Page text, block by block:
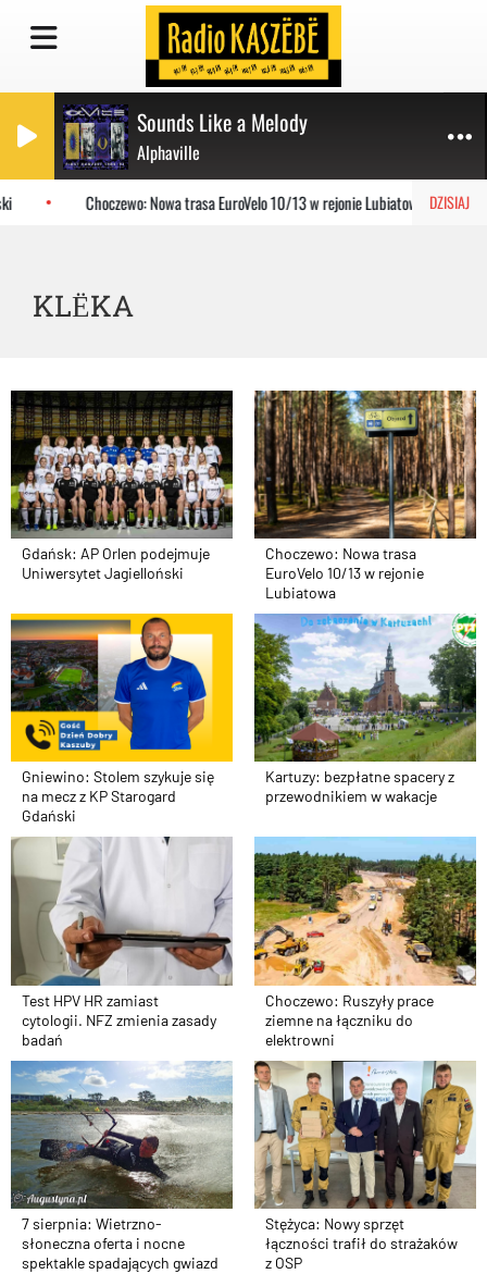
Sounds Like a Melody
Alphaville
DZISIAJ
Choczewo: Nowa trasa EuroVelo 10/13 w rejonie Lubiatowa
KLËKA
Gdańsk: AP Orlen podejmuje
Uniwersytet Jagielloński
Choczewo: Nowa trasa
EuroVelo 10/13 w rejonie
Lubiatowa
Gniewino: Stolem szykuje się
na mecz z KP Starogard
Gdański
Kartuzy: bezpłatne spacery z
przewodnikiem w wakacje
Test HPV HR zamiast
cytologii. NFZ zmienia zasady
badań
Choczewo: Ruszyły prace
ziemne na łączniku do
elektrowni
7 sierpnia: Wietrzno-
słoneczna oferta i nocne
spektakle spadających gwiazd
Stężyca: Nowy sprzęt
łączności trafił do strażaków
z OSP